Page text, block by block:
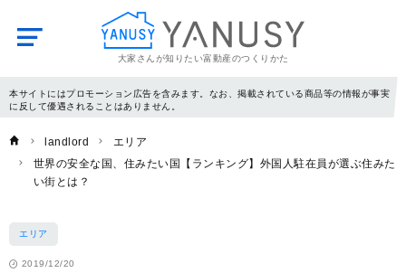
大家さんが知りたい富動産のつくりかた
YANUSY
本サイトにはプロモーション広告を含みます。なお、掲載されている商品等の情報が事実
に反して優遇されることはありません。
landlord
エリア
世界の安全な国、住みたい国【ランキング】外国人駐在員が選ぶ住みた
い街とは？
エリア
2019/12/20